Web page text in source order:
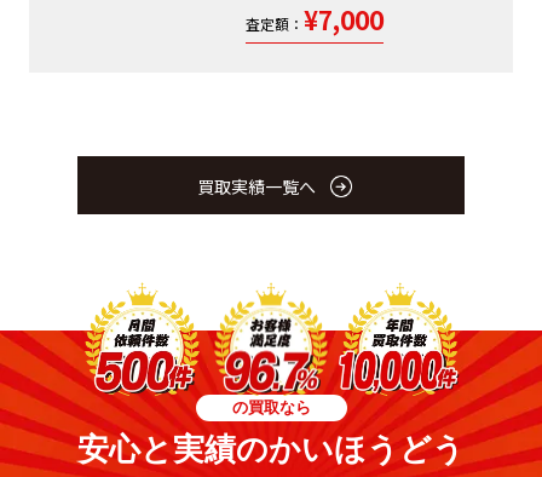
査定額： ¥7,000
買取実績一覧へ
の買取なら
安心と実績のかいほうどう